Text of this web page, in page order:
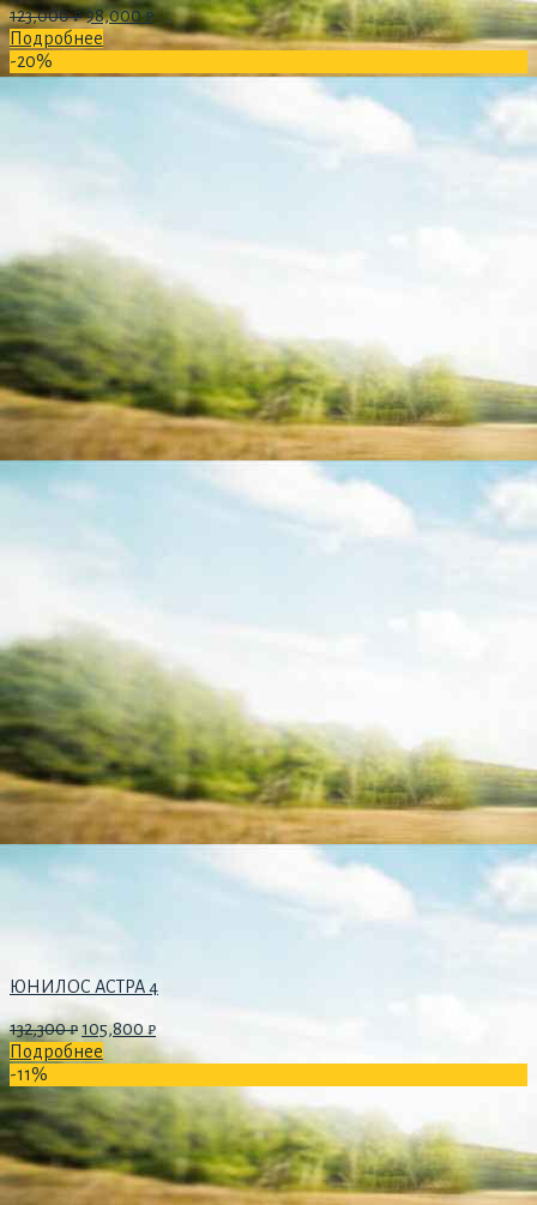
123,000₽98,000₽
Подробнее
-20%
ЮНИЛОС АСТРА 4
132,300₽105,800₽
Подробнее
-11%